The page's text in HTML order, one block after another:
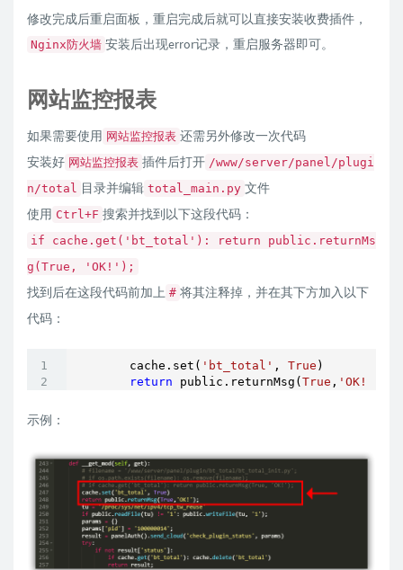
修改完成后重启面板，重启完成后就可以直接安装收费插件，
Nginx防火墙 安装后出现error记录，重启服务器即可。
网站监控报表
如果需要使用 网站监控报表 还需另外修改一次代码
安装好 网站监控报表 插件后打开 /www/server/panel/plugi
n/total 目录并编辑 total_main.py 文件
使用 Ctrl+F 搜索并找到以下这段代码：
if cache.get('bt_total'): return public.returnMs
g(True, 'OK!');
找到后在这段代码前加上 # 将其注释掉，并在其下方加入以下
代码：
        cache.set(
'bt_total' , True )
return public.returnMsg( True , 'OK!'
示例：